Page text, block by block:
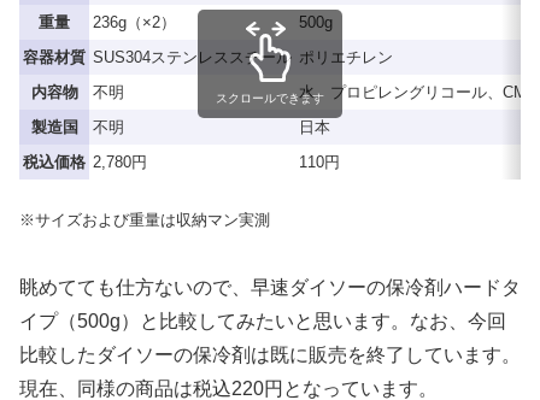
重量
236g（×2）
500g
容器材質 SUS304ステンレススチール ポリエチレン
内容物
不明
水、プロピレングリコール、
製造国
不明
日本
税込価格 2,780円 110円
スクロールできます
※サイズおよび重量は収納マン実測
眺めてても仕方ないので、早速ダイソーの保冷剤ハードタ
イプ（500g）と比較してみたいと思います。なお、今回
比較したダイソーの保冷剤は既に販売を終了しています。
現在、同様の商品は税込220円となっています。